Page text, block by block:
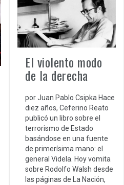
El violento modo
de la derecha
por Juan Pablo Csipka Hace
diez años, Ceferino Reato
publicó un libro sobre el
terrorismo de Estado
basándose en una fuente
de primerísima mano: el
general Videla. Hoy vomita
sobre Rodolfo Walsh desde
las páginas de La Nación,